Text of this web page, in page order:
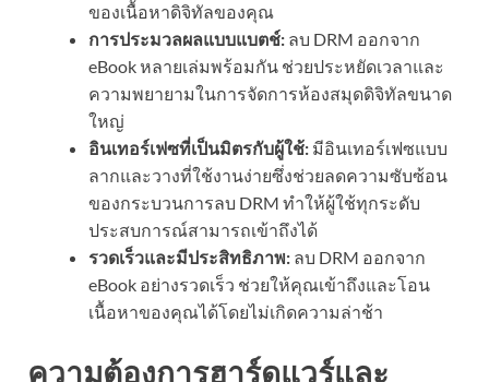
ของเนื้อหาดิจิทัลของคุณ
การประมวลผลแบบแบตช์: ลบ DRM ออกจาก
eBook หลายเล่มพร้อมกัน ช่วยประหยัดเวลาและ
ความพยายามในการจัดการห้องสมุดดิจิทัลขนาด
ใหญ่
อินเทอร์เฟซที่เป็นมิตรกับผู้ใช้: มีอินเทอร์เฟซแบบ
ลากและวางที่ใช้งานง่ายซึ่งช่วยลดความซับซ้อน
ของกระบวนการลบ DRM ทำให้ผู้ใช้ทุกระดับ
ประสบการณ์สามารถเข้าถึงได้
รวดเร็วและมีประสิทธิภาพ: ลบ DRM ออกจาก
eBook อย่างรวดเร็ว ช่วยให้คุณเข้าถึงและโอน
เนื้อหาของคุณได้โดยไม่เกิดความล่าช้า
ความต้องการฮาร์ดแวร์และ